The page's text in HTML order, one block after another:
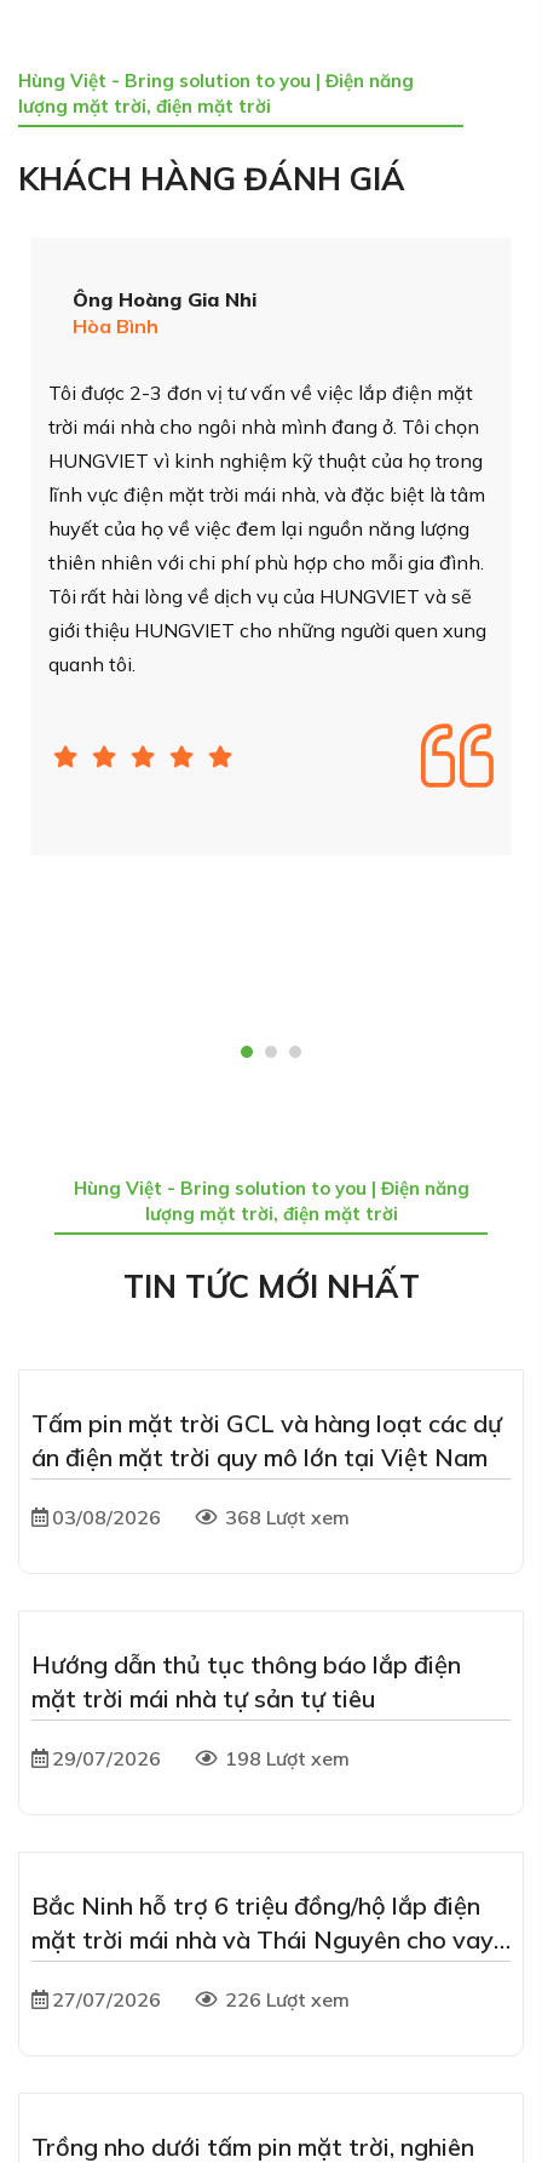
Hùng Việt - Bring solution to you | Điện năng
lượng mặt trời, điện mặt trời
KHÁCH HÀNG ĐÁNH GIÁ
Ông Nguyễn Đức Trọng
Giám Đốc Công Ty CP Đại Dương Solar
Chúng tôi đã quyết định đầu tư lắp đặt hệ thống
điện mặt trời áp mái tại khu vực nhiều nắng là Cà
Mau để bán điện cho Điện Lực. Bằng một mối
lương duyên nào đó, chúng tôi đã gặp gỡ, tin
tưởng và lựa chọn HUNGVIET làm EPC và cảm
thấy đây là 1 quyết định vô cùng đúng đắn. Dịch
vụ của HUNGVIET rất tốt. Từ việc khảo sát, tư
vấn cho đến suốt quá trình lắp đặt, bảo trì đều an
toàn, nhanh chóng và quan trọng là rất hiệu quả
Hùng Việt - Bring solution to you | Điện năng
lượng mặt trời, điện mặt trời
TIN TỨC MỚI NHẤT
Tấm pin mặt trời GCL và hàng loạt các dự
án điện mặt trời quy mô lớn tại Việt Nam
03/08/2026 368 Lượt xem
Hướng dẫn thủ tục thông báo lắp điện
mặt trời mái nhà tự sản tự tiêu
29/07/2026 198 Lượt xem
Bắc Ninh hỗ trợ 6 triệu đồng/hộ lắp điện
mặt trời mái nhà và Thái Nguyên cho vay
27/07/2026 226 Lượt xem
Trồng nho dưới tấm pin mặt trời, nghiên